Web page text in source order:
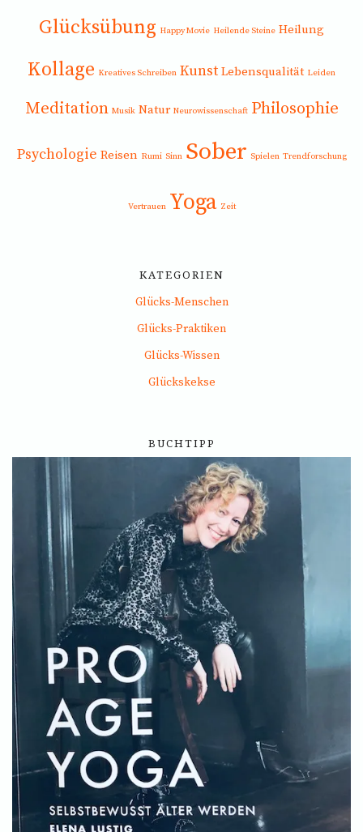
Glücksübung Happy Movie Heilende Steine Heilung
Kollage Kreatives Schreiben Kunst Lebensqualität Leiden
Meditation Musik Natur Neurowissenschaft Philosophie
Psychologie Reisen Rumi Sinn Sober Spielen Trendforschung
Vertrauen Yoga Zeit
KATEGORIEN
Glücks-Menschen
Glücks-Praktiken
Glücks-Wissen
Glückskekse
BUCHTIPP